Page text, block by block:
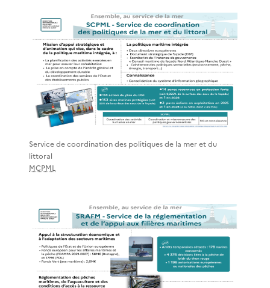
Service de coordination des politiques de la mer et du
littoral
MCPML